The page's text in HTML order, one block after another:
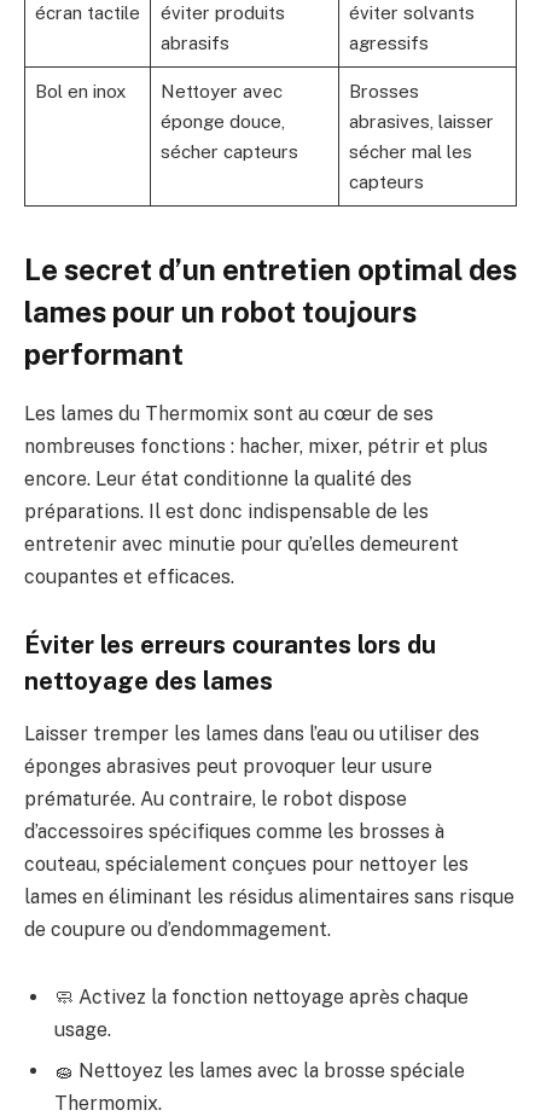
écran tactile
éviter produits
abrasifs
éviter solvants
agressifs
Bol en inox
Nettoyer avec
éponge douce,
sécher capteurs
Brosses
abrasives, laisser
sécher mal les
capteurs
Le secret d’un entretien optimal des
lames pour un robot toujours
performant
Les lames du Thermomix sont au cœur de ses
nombreuses fonctions : hacher, mixer, pétrir et plus
encore. Leur état conditionne la qualité des
préparations. Il est donc indispensable de les
entretenir avec minutie pour qu’elles demeurent
coupantes et efficaces.
Éviter les erreurs courantes lors du
nettoyage des lames
Laisser tremper les lames dans l’eau ou utiliser des
éponges abrasives peut provoquer leur usure
prématurée. Au contraire, le robot dispose
d’accessoires spécifiques comme les brosses à
couteau, spécialement conçues pour nettoyer les
lames en éliminant les résidus alimentaires sans risque
de coupure ou d’endommagement.
🧼 Activez la fonction nettoyage après chaque
usage.
🧽 Nettoyez les lames avec la brosse spéciale
Thermomix.